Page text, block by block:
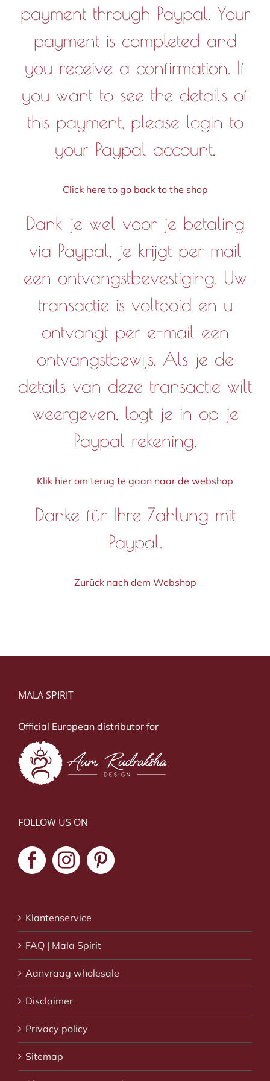
payment through Paypal. Your
payment is completed and
you receive a confirmation. If
you want to see the details of
this payment, please login to
your Paypal account.
Click here to go back to the shop
Dank je wel voor je betaling
via Paypal, je krijgt per mail
een ontvangstbevestiging. Uw
transactie is voltooid en u
ontvangt per e-mail een
ontvangstbewijs. Als je de
details van deze transactie wilt
weergeven, logt je in op je
Paypal rekening.
Klik hier om terug te gaan naar de webshop
Danke für Ihre Zahlung mit
Paypal.
Zurück nach dem Webshop
MALA SPIRIT
Official European distributor for
FOLLOW US ON
Klantenservice
FAQ | Mala Spirit
Aanvraag wholesale
Disclaimer
Privacy policy
Sitemap